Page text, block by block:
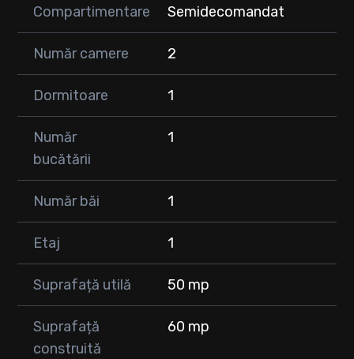
Ideal atât ca locuință personală, cât și ca investiție sigură
pentru închiriere.
📞 Pentru mai multe detalii și programarea unei vizionări, vă
rugăm să ne contactați telefonic.
Compartimentare Semidecomandat
Număr camere 2
Dormitoare 1
Număr
bucătării
1
Număr băi 1
Etaj 1
Suprafață utilă 50 mp
Suprafață
construită
60 mp